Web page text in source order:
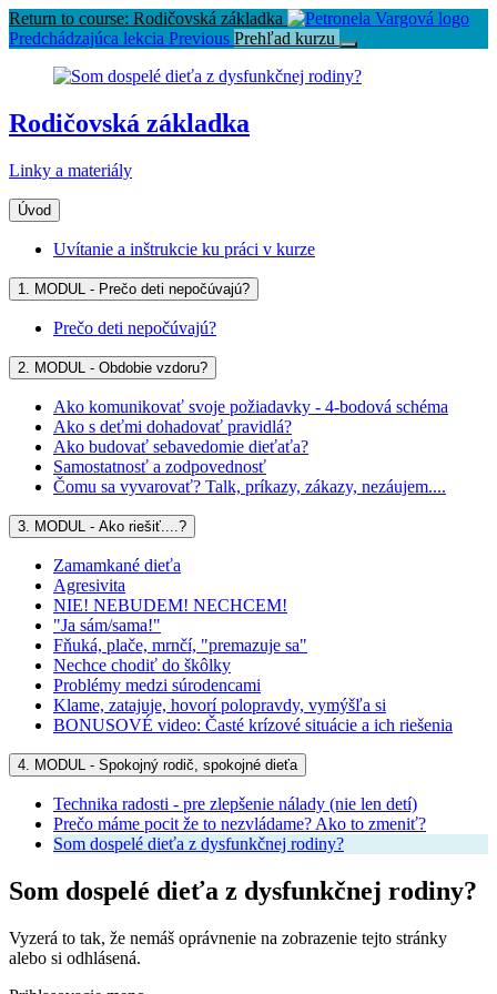
Return to course: Rodičovská základka
Predchádzajúca lekcia Previous Prehľad kurzu
Rodičovská základka
Linky a materiály
Úvod
Uvítanie a inštrukcie ku práci v kurze
1. MODUL - Prečo deti nepočúvajú?
Prečo deti nepočúvajú?
2. MODUL - Obdobie vzdoru?
Ako komunikovať svoje požiadavky - 4-bodová schéma
Ako s deťmi dohadovať pravidlá?
Ako budovať sebavedomie dieťaťa?
Samostatnosť a zodpovednosť
Čomu sa vyvarovať? Talk, príkazy, zákazy, nezáujem....
3. MODUL - Ako riešiť....?
Zamamkané dieťa
Agresivita
NIE! NEBUDEM! NECHCEM!
"Ja sám/sama!"
Fňuká, plače, mrnčí, "premazuje sa"
Nechce chodiť do škôlky
Problémy medzi súrodencami
Klame, zatajuje, hovorí polopravdy, vymýšľa si
BONUSOVÉ video: Časté krízové situácie a ich riešenia
4. MODUL - Spokojný rodič, spokojné dieťa
Technika radosti - pre zlepšenie nálady (nie len detí)
Prečo máme pocit že to nezvládame? Ako to zmeniť?
Som dospelé dieťa z dysfunkčnej rodiny?
Som dospelé dieťa z dysfunkčnej rodiny?
Vyzerá to tak, že nemáš oprávnenie na zobrazenie tejto stránky
alebo si odhlásená.